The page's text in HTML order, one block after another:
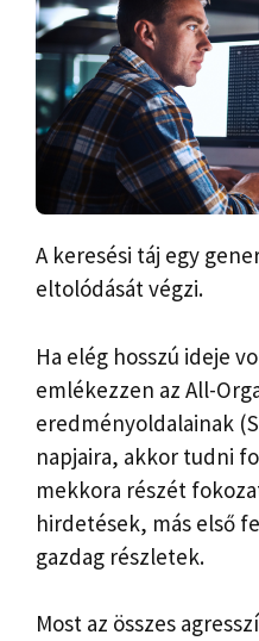
A keresési táj egy
eltolódását végzi.
Ha elég hosszú ideje
emlékezzen az All-
eredményoldalainak
napjaira, akkor tudni
mekkora részét
hirdetések, más első
gazdag részletek.
Most az összes